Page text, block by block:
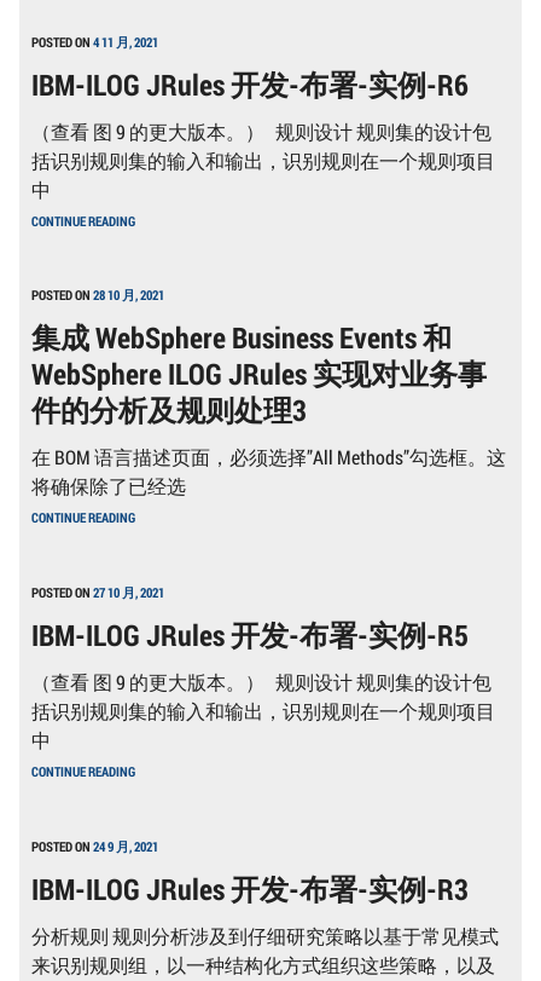
发-
署-
实
R7
POSTED ON 4 11 月, 2021
IBM-ILOG JRules 开发-布署-实例-R6
（查看 图 9 的更大版本。） 规则设计 规则集的设计包
括识别规则集的输入和输出，识别规则在一个规则项目
中
CONTINUE READING
ILOG
发-
布
署-
实
例-
R6
POSTED ON 28 10 月, 2021
集成 WebSphere Business Events 和
WebSphere ILOG JRules 实现对业务事
件的分析及规则处理3
在 BOM 语言描述页面，必须选择”All Methods”勾选框。这
将确保除了已经选
CONTINUE READING集
成
EVENTS
和
WEBSPHERE
ILOG
实
现
对
事
分
析
及
规
处
理
3
POSTED ON 27 10 月, 2021
IBM-ILOG JRules 开发-布署-实例-R5
（查看 图 9 的更大版本。） 规则设计 规则集的设计包
括识别规则集的输入和输出，识别规则在一个规则项目
中
CONTINUE READING
ILOG
发-
署-
实
R5
POSTED ON 24 9 月, 2021
IBM-ILOG JRules 开发-布署-实例-R3
分析规则 规则分析涉及到仔细研究策略以基于常见模式
来识别规则组，以一种结构化方式组织这些策略，以及